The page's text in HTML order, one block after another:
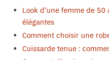
Look d’une femme de
élégantes
Comment choisir une
Cuissarde tenue :